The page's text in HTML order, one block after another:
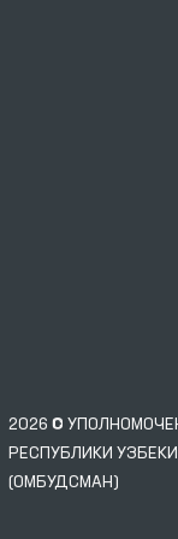
2026 ©
РЕСПУБЛИКИ
(ОМБУДСМАН)